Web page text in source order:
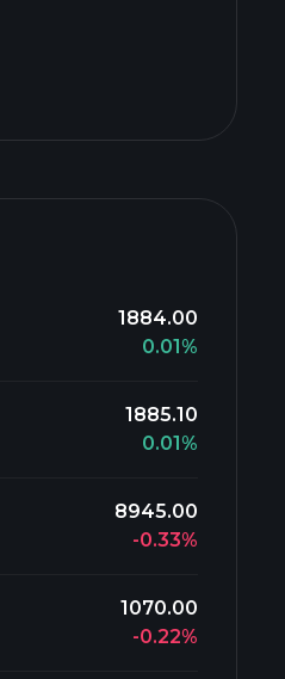
1884.00
0.01%
1885.10
0.01%
8945.00
-0.33%
1070.00
-0.22%